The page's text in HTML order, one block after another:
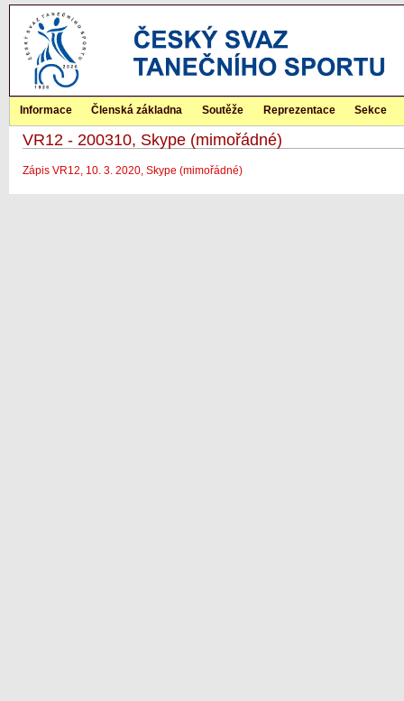
Informace Členská základna Soutěže Reprezentace Sekce
VR12 - 200310, Skype (mimořádné)
Zápis VR12, 10. 3. 2020, Skype (mimořádné)